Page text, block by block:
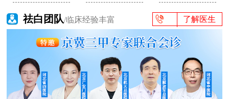
祛白团队/临床经验丰富 了解医生